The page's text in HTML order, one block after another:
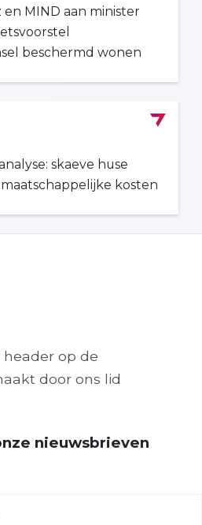
MIND aan minister
beschermd wonen
skaeve huse
kosten
op de
door ons lid
nieuwsbrieven